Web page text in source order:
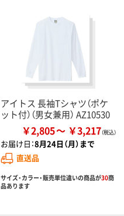
アイトス 長袖Tシャツ（ポケ
ット付）（男女兼用） AZ10530
￥2,805 ￥3,217
お届け日：8月24日（月）まで
直送品
サイズ・カラー・販売単位違いの商品が30商
品あります